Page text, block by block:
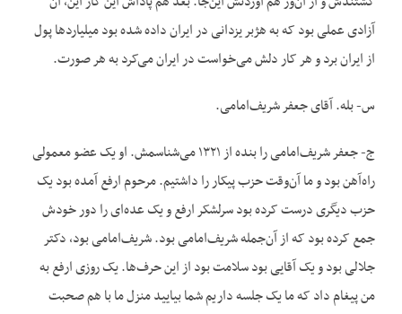
آزادی عملی بود که به هژبر یزدانی در ایران داده شده بود میلیاردها پول
از ایران برد و هر کار دلش می‌خواست در ایران می‌کرد به هر صورت.
س- بله. آقای جعفر شریف‌امامی.
ج- جعفر شریف‌امامی را بنده از ۱۳۲۱ می‌شناسمش. او یک عضو معمولی
راه‌آهن بود و ما آن‌وقت حزب پیکار را داشتیم. مرحوم ارفع آمده بود یک
حزب دیگری درست کرده بود سرلشکر ارفع و یک عده‌ای را دور خودش
جمع کرده بود که از آن‌جمله شریف‌امامی بود. شریف‌امامی بود، دکتر
جلالی بود و یک آقایی بود سلامت بود از این حرف‌ها. یک روزی ارفع به
من پیغام داد که ما یک جلسه داریم شما بیایید منزل ما با هم صحبت